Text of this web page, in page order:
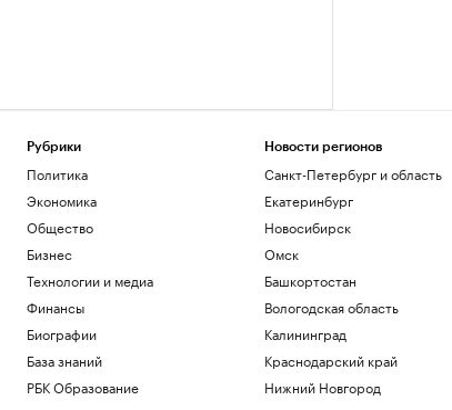
Рубрики
Политика
Экономика
Общество
Бизнес
Технологии и медиа
Финансы
Биографии
База знаний
РБК Образование
Новости регионов
Санкт-Петербург и область
Екатеринбург
Новосибирск
Омск
Башкортостан
Вологодская область
Калининград
Краснодарский край
Нижний Новгород